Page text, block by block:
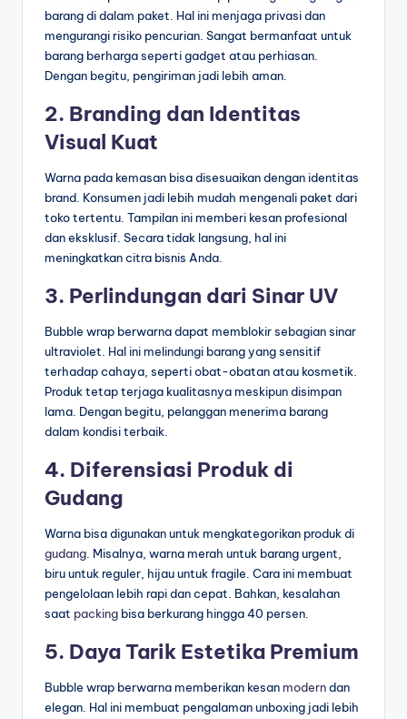
barang di dalam paket. Hal ini menjaga privasi dan
mengurangi risiko pencurian. Sangat bermanfaat untuk
barang berharga seperti gadget atau perhiasan.
Dengan begitu, pengiriman jadi lebih aman.
2. Branding dan Identitas
Visual Kuat
Warna pada kemasan bisa disesuaikan dengan identitas
brand. Konsumen jadi lebih mudah mengenali paket dari
toko tertentu. Tampilan ini memberi kesan profesional
dan eksklusif. Secara tidak langsung, hal ini
meningkatkan citra bisnis Anda.
3. Perlindungan dari Sinar UV
Bubble wrap berwarna dapat memblokir sebagian sinar
ultraviolet. Hal ini melindungi barang yang sensitif
terhadap cahaya, seperti obat-obatan atau kosmetik.
Produk tetap terjaga kualitasnya meskipun disimpan
lama. Dengan begitu, pelanggan menerima barang
dalam kondisi terbaik.
4. Diferensiasi Produk di
Gudang
Warna bisa digunakan untuk mengkategorikan produk di
gudang . Misalnya, warna merah untuk barang urgent,
biru untuk reguler, hijau untuk fragile. Cara ini membuat
pengelolaan lebih rapi dan cepat. Bahkan, kesalahan
saat packing bisa berkurang hingga 40 persen.
5. Daya Tarik Estetika Premium
Bubble wrap berwarna memberikan kesan moderndan
elegan. Hal ini membuat pengalaman unboxing jadi lebih